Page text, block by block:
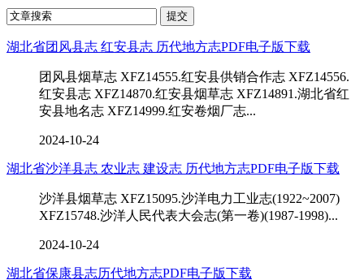
湖北省团风县志 红安县志 历代地方志PDF电子版下载
团风县烟草志 XFZ14555.红安县供销合作志 XFZ14556.
红安县志 XFZ14870.红安县烟草志 XFZ14891.湖北省红
安县地名志 XFZ14999.红安卷烟厂志...
2024-10-24
湖北省沙洋县志 农业志 建设志 历代地方志PDF电子版下载
沙洋县烟草志 XFZ15095.沙洋电力工业志(1922~2007)
XFZ15748.沙洋人民代表大会志(第一卷)(1987-1998)...
2024-10-24
湖北省保康县志历代地方志PDF电子版下载